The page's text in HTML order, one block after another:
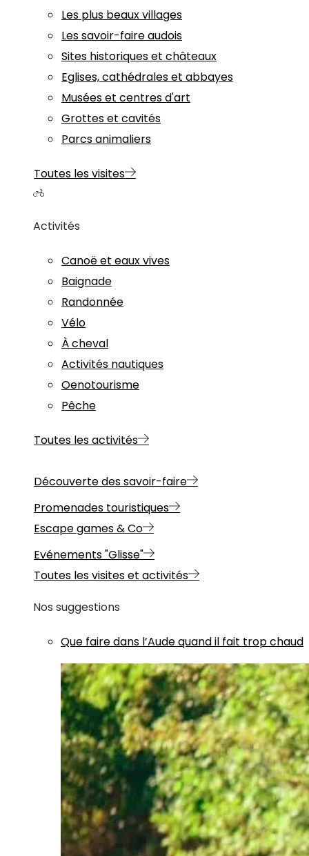
Les plus beaux villages
Les savoir-faire audois
Sites historiques et châteaux
Eglises, cathédrales et abbayes
Musées et centres d'art
Grottes et cavités
Parcs animaliers
Toutes les visites
Activités
Canoë et eaux vives
Baignade
Randonnée
Vélo
À cheval
Activités nautiques
Oenotourisme
Pêche
Toutes les activités
Découverte des savoir-faire
Promenades touristiques
Escape games & Co
Evénements "Glisse"
Toutes les visites et activités
Nos suggestions
Que faire dans l’Aude quand il fait trop chaud